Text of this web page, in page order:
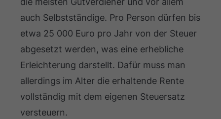
auch Selbstständige. Pro Person dürfen bis
etwa 25 000 Euro pro Jahr von der Steuer
abgesetzt werden, was eine erhebliche
Erleichterung darstellt. Dafür muss man
allerdings im Alter die erhaltende Rente
vollständig mit dem eigenen Steuersatz
versteuern.